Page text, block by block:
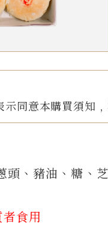
示同意本購買須知
頭、豬油、糖、
食用